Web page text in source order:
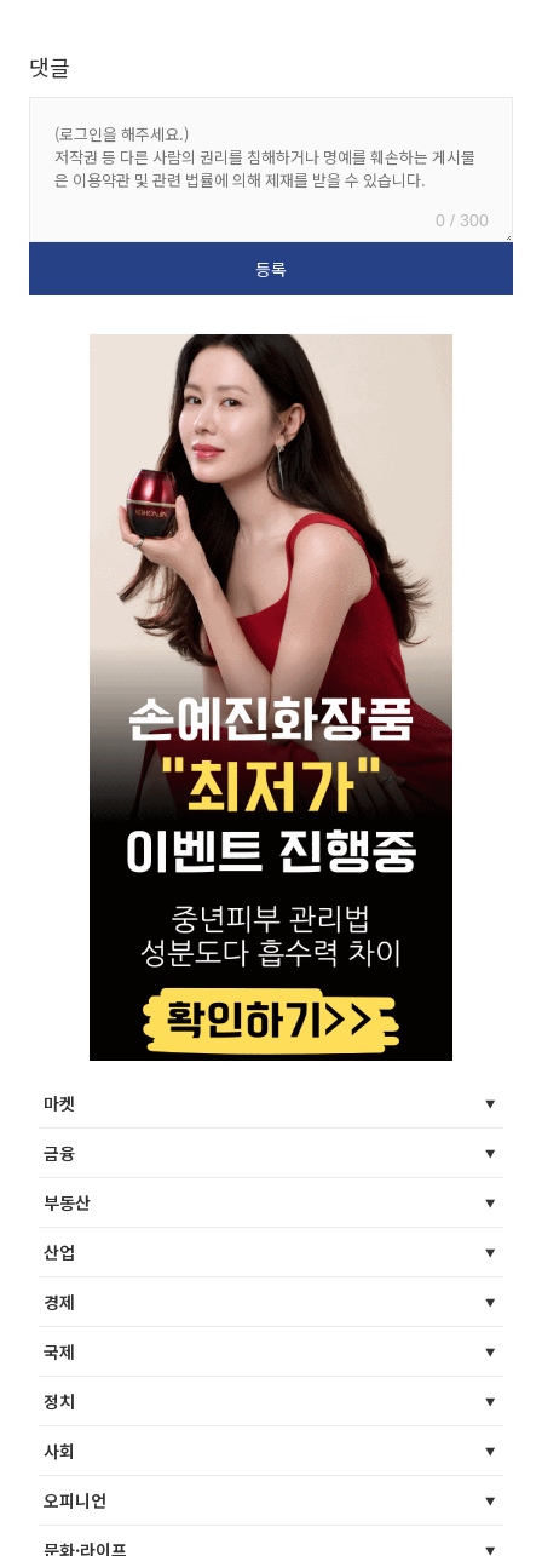
댓글
0 / 300
마켓
금융
부동산
산업
경제
국제
정치
사회
오피니언
문화·라이프